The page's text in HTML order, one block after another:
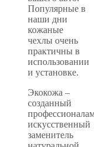
Популярные в
наши дни
кожаные
чехлы очень
практичны в
использовании
и установке.
Экокожа –
созданный
искусственный
заменитель